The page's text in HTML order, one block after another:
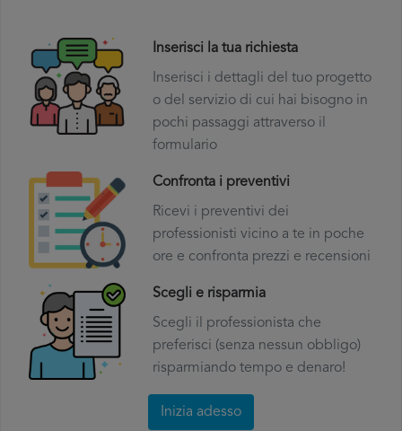
Inserisci la tua richiesta
Inserisci i dettagli del tuo progetto
o del servizio di cui hai bisogno in
pochi passaggi attraverso il
formulario
Confronta i preventivi
Ricevi i preventivi dei
professionisti vicino a te in poche
ore e confronta prezzi e recensioni
Scegli e risparmia
Scegli il professionista che
preferisci (senza nessun obbligo)
risparmiando tempo e denaro!
Inizia adesso